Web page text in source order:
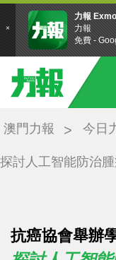
澳門力報 今日
探討人工智能防治
抗癌協會舉辦